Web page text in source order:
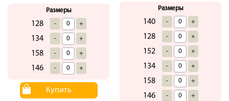
Размеры
128 - +
134 - +
158 - +
146 - +
Купить
Размеры
140 - +
128 - +
152 - +
134 - +
158 - +
146 - +